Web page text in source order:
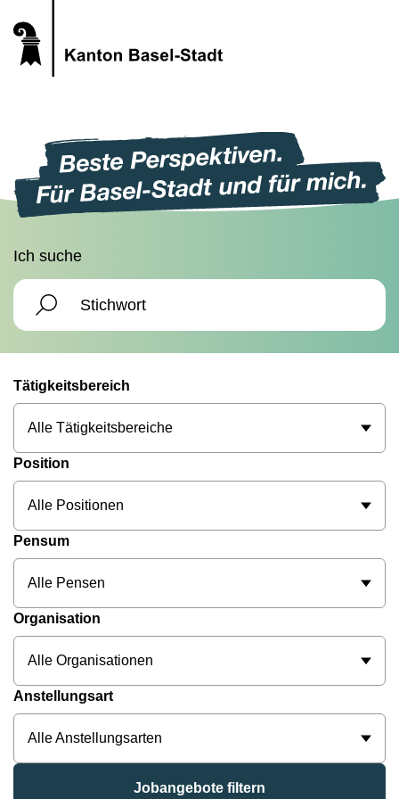
Ich suche
Tätigkeitsbereich
Alle Tätigkeitsbereiche
Position
Alle Positionen
Pensum
Alle Pensen
Organisation
Alle Organisationen
Anstellungsart
Alle Anstellungsarten
Jobangebote filtern